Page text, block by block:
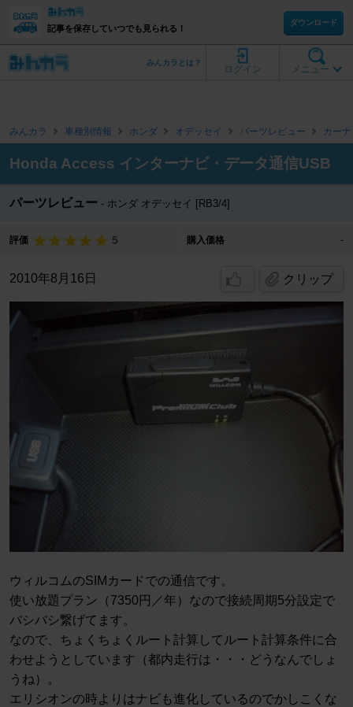
記事を保存していつでも見られる！
ダウンロード
メニュー
ログイン
みんカラとは？
みんカラ 車種別情報 ホンダ オデッセイ パーツレビュー カー
Honda Access インターナビ・データ通信USB
パーツレビュー ホンダ オデッセイ [RB3/4]
評価 5 購入価格 -
2010年8月16日 クリップ
ウィルコムのSIMカードでの通信です。
使い放題プラン（7350円／年）なので接続周期5分設定で
バシバシ繋げてます。
なので、ちょくちょくルート計算してルート計算条件に合
わせようとしています（都内走行は・・・どうなんでしょ
うね）。
エリシオンの時よりはナビも進化しているのでかしこくな